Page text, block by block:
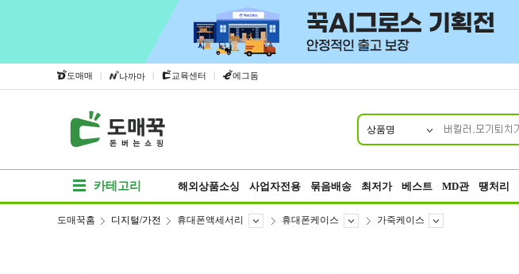
도매매 | 나까마 | 교육센터 | 에그돔
상품명
카테고리 해외상품소싱 사업자전용 묶음배송 최저가 베스트 MD관 땡처리
도매꾹홈 디지털/가전 휴대폰액세서리 휴대폰케이스 가죽케이스